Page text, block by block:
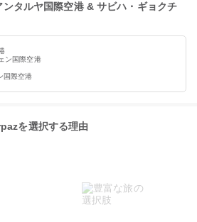
タルヤ国際空港 & サビハ・ギョクチ
ン国際空港
国際空港
を選択する理由